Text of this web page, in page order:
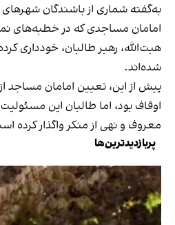
به‌گفته شماری از باشندگان
امامان مساجدی که در خطبه‌های
هبت‌الله، رهبر طالبان، خودداری
شده‌اند.
پیش از این، تعیین امامان مساجد
اوقاف بود، اما طالبان این مسئولیت
معروف و نهی از منکر واگذار کرده‌
پربازدیدترین‌ها